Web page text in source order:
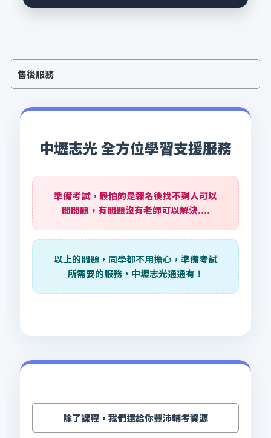
售後服務
中壢志光 全方位學習支援服務
準備考試，最怕的是報名後找不到人可以
問問題，有問題沒有老師可以解決....
以上的問題，同學都不用擔心，準備考試
所需要的服務，中壢志光通通有！
除了課程，我們還給你豐沛輔考資源